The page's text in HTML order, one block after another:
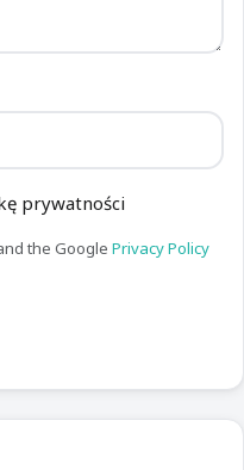
prywatności
the Google Privacy Policy